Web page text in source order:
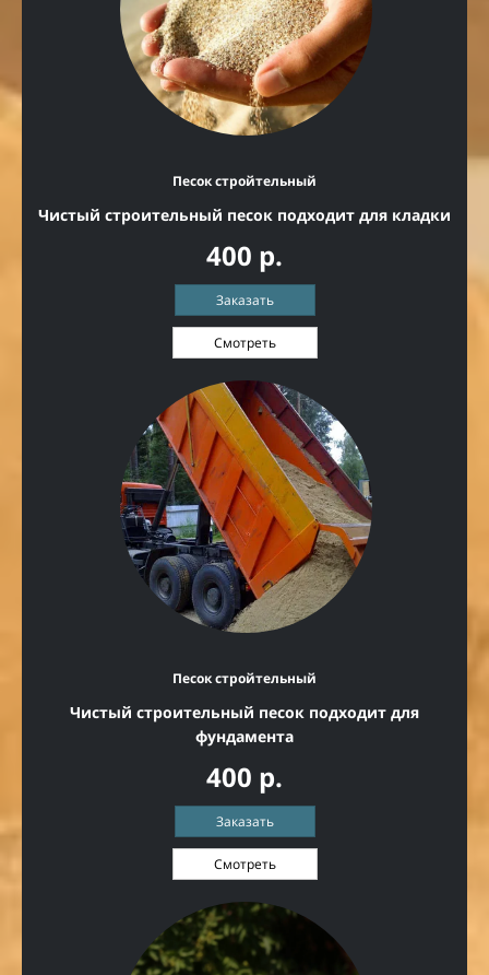
Песок стройтельный
Чистый строительный песок подходит для кладки
400 р.
Заказать
Смотреть
Песок стройтельный
Чистый строительный песок подходит для
фундамента
400 р.
Заказать
Смотреть